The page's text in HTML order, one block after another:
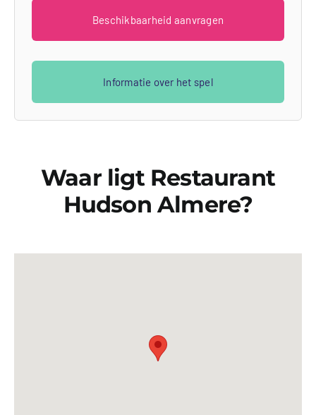
Beschikbaarheid aanvragen
Informatie over het spel
Waar ligt Restaurant
Hudson Almere?